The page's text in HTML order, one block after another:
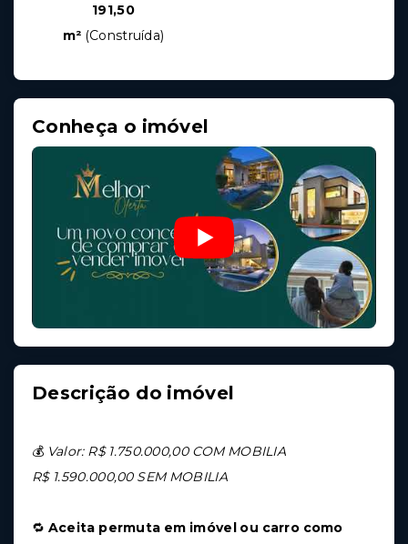
191,50
m² (Construída)
Conheça o imóvel
Descrição do imóvel
💰 Valor: R$ 1.750.000,00 COM MOBILIA
R$ 1.590.000,00 SEM MOBILIA
🔁 Aceita permuta em imóvel ou carro como